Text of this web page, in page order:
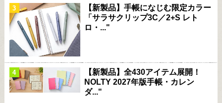
【新製品】手帳になじむ限定カラー
「サラサクリップ3C／2+S レト
ロ・..."
【新製品】全430アイテム展開！
NOLTY 2027年版手帳・カレン
ダ..."